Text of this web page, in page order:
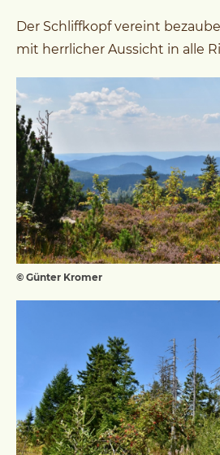
Der Schliffkopf vereint
mit herrlicher Aussicht in alle
© Günter Kromer